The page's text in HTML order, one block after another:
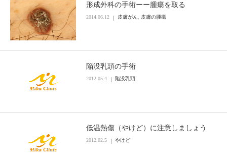
形成外科の手術ーー腫瘍を取る
2014.06.12 皮膚がん 皮膚の腫瘍
陥没乳頭の手術
2012.05.4 陥没乳頭
低温熱傷（やけど）に注意しましょう
2012.02.5 やけど